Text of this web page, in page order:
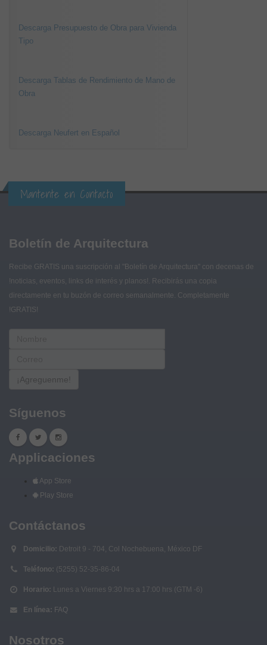
Descarga Presupuesto de Obra para Vivienda
Tipo
Descarga Tablas de Rendimiento de Mano de
Obra
Descarga Neufert en Español
Mantente en Contacto
Boletín de Arquitectura
Recibe GRATIS una suscripción al "Boletín de Arquitectura" con decenas de
!noticias, eventos, links de interés y planos!. Recibirás una copia
directamente en tu buzón de correo semanalmente. Completamente
!GRATIS!
¡Agreguenme!
Síguenos
Applicaciones
App Store
Play Store
Contáctanos
Domicilio: Detroit 9 - 704, Col Nochebuena, México DF
Teléfono: (5255) 52-35-86-04
Horario: Lunes a Viernes 9:30 hrs a 17:00 hrs (GTM -6)
En línea: FAQ
Nosotros